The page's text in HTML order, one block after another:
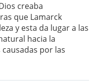
creaba
que Lamarck
y esta da lugar a las
hacia la
por las